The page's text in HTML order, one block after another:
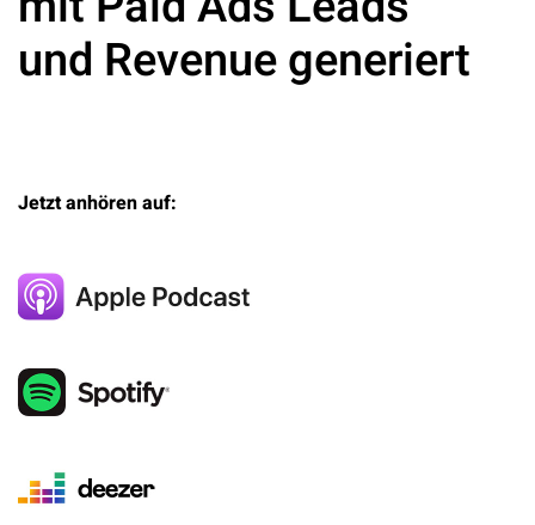
und Revenue generiert
Jetzt anhören auf: